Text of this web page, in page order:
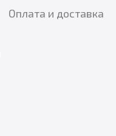
Оплата и доставка